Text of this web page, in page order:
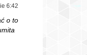
6:42
o to